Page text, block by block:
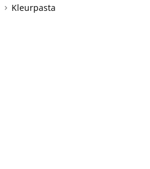
Kleurpasta